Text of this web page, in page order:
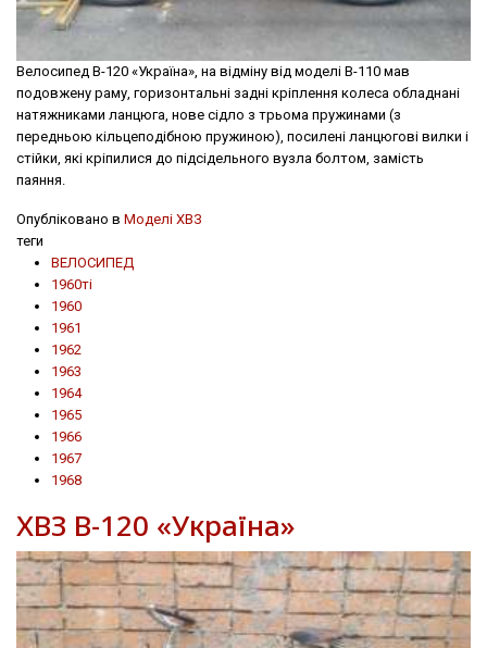
Велосипед В-120 «Україна», на відміну від моделі В-110 мав
подовжену раму, горизонтальні задні крiплення колеса обладнані
натяжниками ланцюга, нове сідло з трьома пружинами (з
передньою кільцеподібною пружиною), посилені ланцюгові вилки і
стійки, які кріпилися до підсідельного вузла болтом, замість
паяння.
Опубліковано в Моделі ХВЗ
теги
ВЕЛОСИПЕД
1960ті
1960
1961
1962
1963
1964
1965
1966
1967
1968
ХВЗ В-120 «Україна»